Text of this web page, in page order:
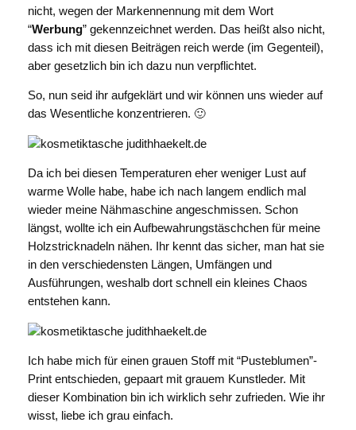
nicht, wegen der Markennennung mit dem Wort
“Werbung” gekennzeichnet werden. Das heißt also nicht,
dass ich mit diesen Beiträgen reich werde (im Gegenteil),
aber gesetzlich bin ich dazu nun verpflichtet.
So, nun seid ihr aufgeklärt und wir können uns wieder auf
das Wesentliche konzentrieren. 🙂
Da ich bei diesen Temperaturen eher weniger Lust auf
warme Wolle habe, habe ich nach langem endlich mal
wieder meine Nähmaschine angeschmissen. Schon
längst, wollte ich ein Aufbewahrungstäschchen für meine
Holzstricknadeln nähen. Ihr kennt das sicher, man hat sie
in den verschiedensten Längen, Umfängen und
Ausführungen, weshalb dort schnell ein kleines Chaos
entstehen kann.
Ich habe mich für einen grauen Stoff mit “Pusteblumen”-
Print entschieden, gepaart mit grauem Kunstleder. Mit
dieser Kombination bin ich wirklich sehr zufrieden. Wie ihr
wisst, liebe ich grau einfach.